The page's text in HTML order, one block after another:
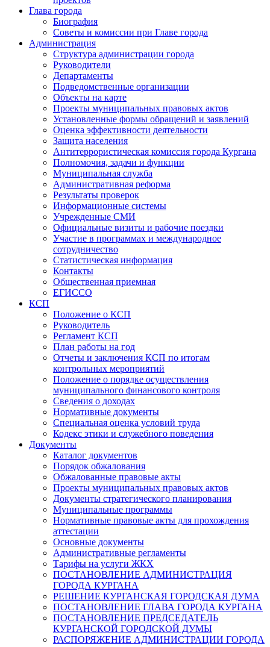
Глава города
Биография
Советы и комиссии при Главе города
Администрация
Структура администрации города
Руководители
Департаменты
Подведомственные организации
Объекты на карте
Проекты муниципальных правовых актов
Установленные формы обращений и заявлений
Оценка эффективности деятельности
Защита населения
Антитеррористическая комиссия города Кургана
Полномочия, задачи и функции
Муниципальная служба
Административная реформа
Результаты проверок
Информационные системы
Учрежденные СМИ
Официальные визиты и рабочие поездки
Участие в программах и международное
сотрудничество
Статистическая информация
Контакты
Общественная приемная
ЕГИССО
КСП
Положение о КСП
Руководитель
Регламент КСП
План работы на год
Отчеты и заключения КСП по итогам
контрольных мероприятий
Положение о порядке осуществления
муниципального финансового контроля
Сведения о доходах
Нормативные документы
Специальная оценка условий труда
Кодекс этики и служебного поведения
Документы
Каталог документов
Порядок обжалования
Обжалованные правовые акты
Проекты муниципальных правовых актов
Документы стратегического планирования
Муниципальные программы
Нормативные правовые акты для прохождения
аттестации
Основные документы
Административные регламенты
Тарифы на услуги ЖКХ
ПОСТАНОВЛЕНИЕ АДМИНИСТРАЦИЯ
ГОРОДА КУРГАНА
РЕШЕНИЕ КУРГАНСКАЯ ГОРОДСКАЯ ДУМА
ПОСТАНОВЛЕНИЕ ГЛАВА ГОРОДА КУРГАНА
ПОСТАНОВЛЕНИЕ ПРЕДСЕДАТЕЛЬ
КУРГАНСКОЙ ГОРОДСКОЙ ДУМЫ
РАСПОРЯЖЕНИЕ АДМИНИСТРАЦИИ ГОРОДА